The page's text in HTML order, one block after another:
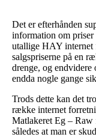
Det er efterhånden
information om priser
utallige HAY internet
salgspriserne på en
drenge, og
endda nogle gange
Trods dette kan det
række internet
Matlakeret Eg –
således at man er